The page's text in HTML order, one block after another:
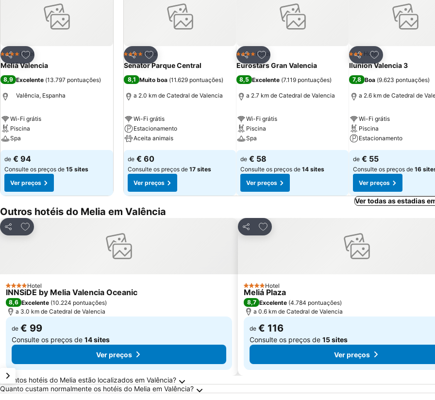
Partilhar
Adicionar aos favoritos
4 EstrelasHotel
Meliá Valencia
8,9 Excelente (13.797 pontuações)
Valência, Espanha
Wi-Fi grátis
Piscina
Spa
de € 94
Consulte os preços de 15 sites
Ver preços
Partilhar
Adicionar aos favoritos
4 EstrelasHotel
Senator Parque Central
8,1 Muito boa (11.629 pontuações)
a 2.0 km de Catedral de Valencia
Wi-Fi grátis
Estacionamento
Aceita animais
de € 60
Consulte os preços de 17 sites
Ver preços
Partilhar
Adicionar aos favoritos
4 EstrelasHotel
Eurostars Gran Valencia
8,5 Excelente (7.119 pontuações)
a 2.7 km de Catedral de Valencia
Wi-Fi grátis
Piscina
Spa
de € 58
Consulte os preços de 14 sites
Ver preços
Partilhar
Adicionar aos
3 Estrelas
Hotel
Ilunion Valencia 3
7,8 Boa (9.623 pontuações)
a 2.6 km de Catedral de
Wi-Fi grátis
Piscina
Estacionamento
de € 55
Consulte os preços de 16
Ver preços
Ver todas as estadias
Outros hotéis do Melia em Valência
Partilhar
Adicionar aos favoritos
4 Estrelas
Hotel
INNSiDE by Melia Valencia Oceanic
8,6 Excelente (10.224 pontuações)
a 3.0 km de Catedral de Valencia
de € 99
Consulte os preços de 14 sites
Ver preços
Partilhar
Adicionar aos favoritos
4 Estrelas
Hotel
Meliá Plaza
8,7 Excelente (4.784 pontuações)
a 0.6 km de Catedral de Valencia
de € 116
Consulte os preços de 15 sites
Ver preços
Perguntas Frequentes sobre Valência
Quantos hotéis do Melia estão localizados em Valência?
Quanto custam normalmente os hotéis do Melia em Valência?